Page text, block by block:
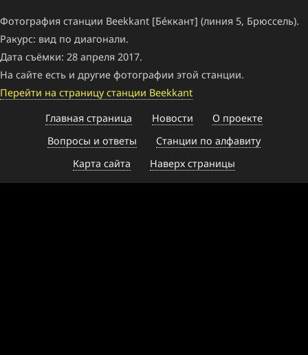
Фотография станции Beekkant [Бе́ккант] (линия 5, Брюссель).
Ракурс: вид по диагонали.
Дата съёмки: 28 апреля 2017.
На сайте есть и другие фотографии этой станции.
Перейти на страницу станции Beekkant
Главная страница
Новости
О проекте
Вопросы и ответы
Станции по алфавиту
Карта сайта
Наверх страницы